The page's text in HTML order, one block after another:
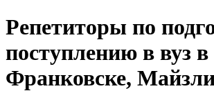
Репетиторы по
поступлению в вуз
Франковске,